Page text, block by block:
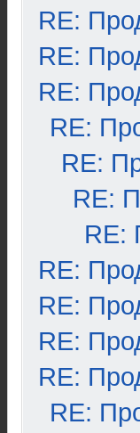
RE:
RE:
RE:
RE:
RE:
RE:
RE:
RE:
RE:
RE:
RE:
RE: